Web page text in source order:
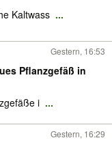
Kaltwass ...
Gestern, 16:53
Pflanzgefäß in
i ...
Gestern, 16:29